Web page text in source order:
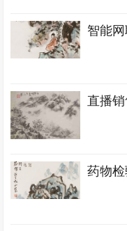
智能
直播
药物